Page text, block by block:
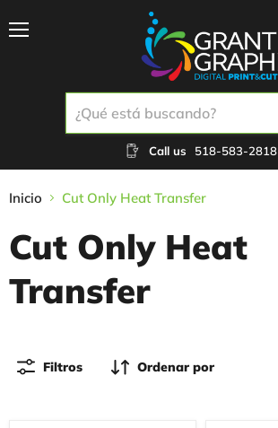
Call us 518-583-2818
Inicio Cut Only Heat Transfer
Cut Only Heat
Transfer
Filtros Ordenar por